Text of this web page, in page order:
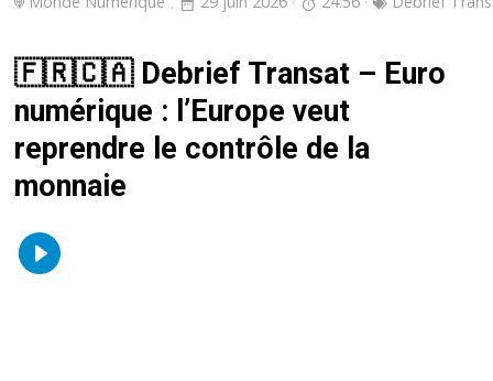
🇫🇷🇨🇦 Debrief Transat – Euro
numérique : l’Europe veut
reprendre le contrôle de la
monnaie